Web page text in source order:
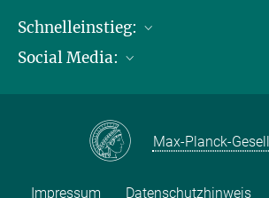
Schnelleinstieg:
Publikationen
Kontakt und Anfahrtsbeschreibung
Social Media:
Max-Planck-
Impressum Datenschutzhinweis